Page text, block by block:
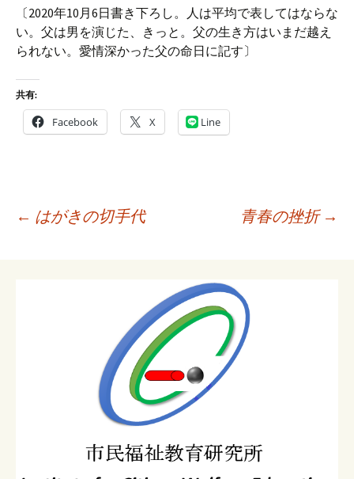
〔2020年10月6日書き下ろし。人は平均で表してはならな
い。父は男を演じた、きっと。父の生き方はいまだ越え
られない。愛情深かった父の命日に記す〕
共有:
Facebook X Line
← はがきの切手代 青春の挫折 →